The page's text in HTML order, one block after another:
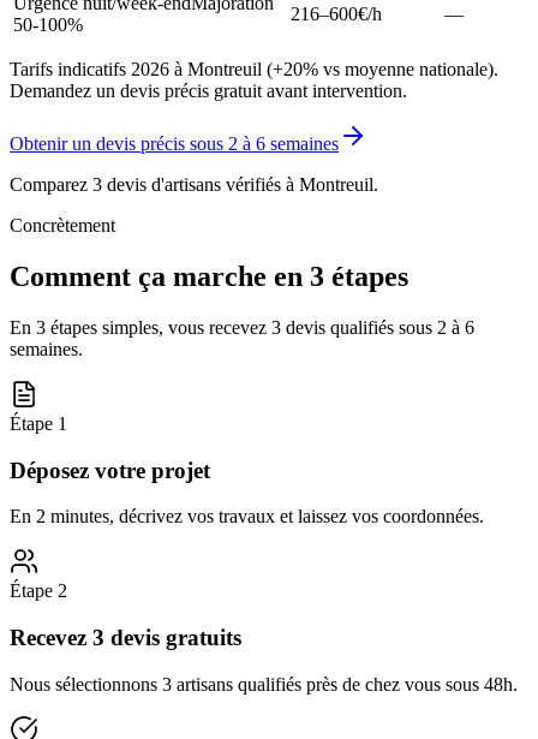
50-100%
216–600€/h —
Tarifs indicatifs 2026 à Montreuil (+20% vs moyenne nationale).
Demandez un devis précis gratuit avant intervention.
Obtenir un devis précis sous 2 à 6 semaines
Comparez 3 devis d'artisans vérifiés à Montreuil.
Concrètement
Comment ça marche en 3 étapes
En 3 étapes simples, vous recevez 3 devis qualifiés sous 2 à 6
semaines.
Étape 1
Déposez votre projet
En 2 minutes, décrivez vos travaux et laissez vos coordonnées.
Étape 2
Recevez 3 devis gratuits
Nous sélectionnons 3 artisans qualifiés près de chez vous sous 48h.